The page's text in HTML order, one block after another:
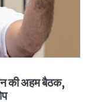
की अहम बैठक,